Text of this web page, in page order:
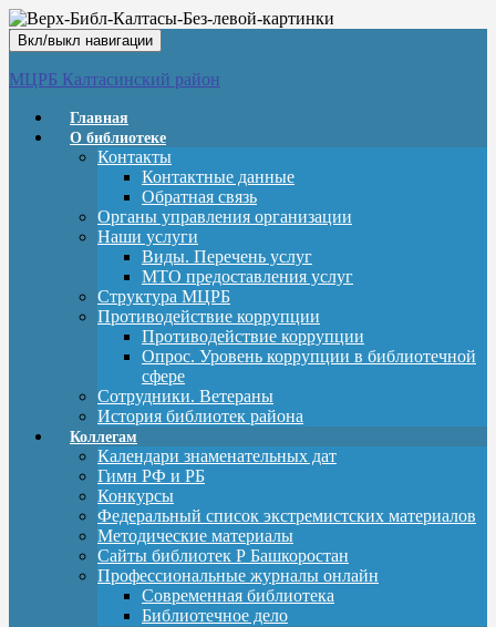
Вкл/выкл навигации
МЦРБ Калтасинский район
Главная
О библиотеке
Контакты
Контактные данные
Обратная связь
Органы управления организации
Наши услуги
Виды. Перечень услуг
МТО предоставления услуг
Структура МЦРБ
Противодействие коррупции
Противодействие коррупции
Опрос. Уровень коррупции в библиотечной
сфере
Сотрудники. Ветераны
История библиотек района
Коллегам
Календари знаменательных дат
Гимн РФ и РБ
Конкурсы
Федеральный список экстремистских материалов
Методические материалы
Сайты библиотек Р Башкоростан
Профессиональные журналы онлайн
Современная библиотека
Библиотечное дело